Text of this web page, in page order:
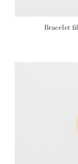
Bracelet